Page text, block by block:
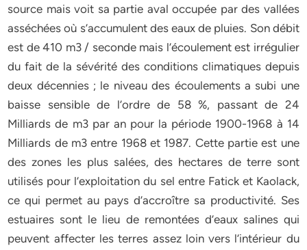
source mais voit sa partie aval occupée par des vallées
asséchées où s’accumulent des eaux de pluies. Son débit
est de 410 m3 / seconde mais l’écoulement est irrégulier
du fait de la sévérité des conditions climatiques depuis
deux décennies ; le niveau des écoulements a subi une
baisse sensible de l’ordre de 58 %, passant de 24
Milliards de m3 par an pour la période 1900-1968 à 14
Milliards de m3 entre 1968 et 1987. Cette partie est une
des zones les plus salées, des hectares de terre sont
utilisés pour l’exploitation du sel entre Fatick et Kaolack,
ce qui permet au pays d’accroître sa productivité. Ses
estuaires sont le lieu de remontées d’eaux salines qui
peuvent affecter les terres assez loin vers l’intérieur du